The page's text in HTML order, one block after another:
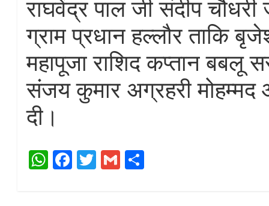
राघवेंद्र पाल जी संदीप
ग्राम प्रधान हल्लौर ताकि
महापूजा राशिद कप्तान बबलू
संजय कुमार अग्रहरी मोहम्मद
दी।
W Fa T
G